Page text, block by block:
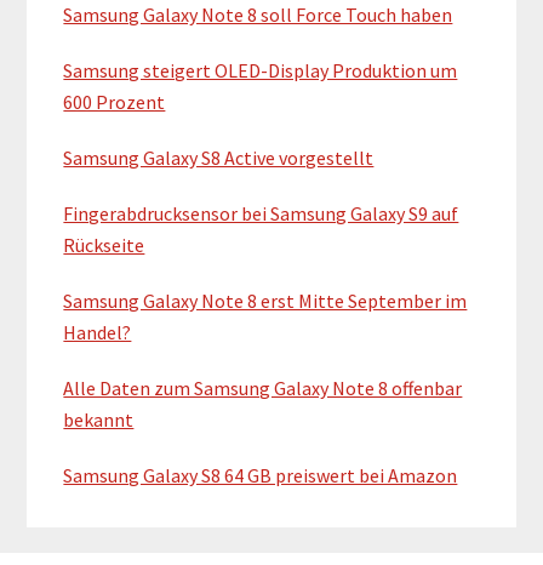
Samsung Galaxy Note 8 soll Force Touch haben
Samsung steigert OLED-Display Produktion um
600 Prozent
Samsung Galaxy S8 Active vorgestellt
Fingerabdrucksensor bei Samsung Galaxy S9 auf
Rückseite
Samsung Galaxy Note 8 erst Mitte September im
Handel?
Alle Daten zum Samsung Galaxy Note 8 offenbar
bekannt
Samsung Galaxy S8 64 GB preiswert bei Amazon